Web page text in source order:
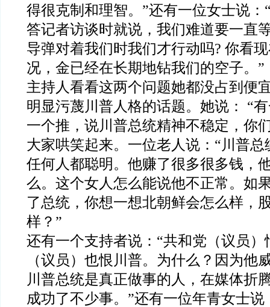
得很克制和理智。”还有一位女士说：
答记者访谈时就说，我们难道要一直
导弹对着我们时我们才行动吗? 你看
况，金已经在长期地钻我们的空子。”
主持人看看这两个问题她都没占到便
明显污蔑川普人格的话题。她说： “
一个推，说川普总统精神不稳定，你
大家哄笑起来。一位老人说：“川普
任何人都聪明。他赚了很多很多钱，
么。这个女人怎么能说他不正常。如
了总统，你想一想北朝鲜会怎么样，
样？”
还有一个支持者说：“共和党（议员
（议员）也恨川普。为什么？因为他
川普总统是真正做事的人，在媒体折
成功了不少事。”还有一位年青女士说